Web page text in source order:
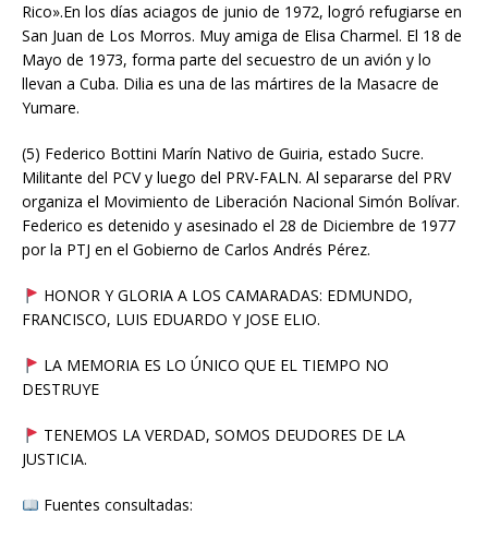
Rico».En los días aciagos de junio de 1972, logró refugiarse en
San Juan de Los Morros. Muy amiga de Elisa Charmel. El 18 de
Mayo de 1973, forma parte del secuestro de un avión y lo
llevan a Cuba. Dilia es una de las mártires de la Masacre de
Yumare.
(5) Federico Bottini Marín Nativo de Guiria, estado Sucre.
Militante del PCV y luego del PRV-FALN. Al separarse del PRV
organiza el Movimiento de Liberación Nacional Simón Bolívar.
Federico es detenido y asesinado el 28 de Diciembre de 1977
por la PTJ en el Gobierno de Carlos Andrés Pérez.
HONOR Y GLORIA A LOS CAMARADAS: EDMUNDO,
FRANCISCO, LUIS EDUARDO Y JOSE ELIO.
LA MEMORIA ES LO ÚNICO QUE EL TIEMPO NO
DESTRUYE
TENEMOS LA VERDAD, SOMOS DEUDORES DE LA
JUSTICIA.
Fuentes consultadas: